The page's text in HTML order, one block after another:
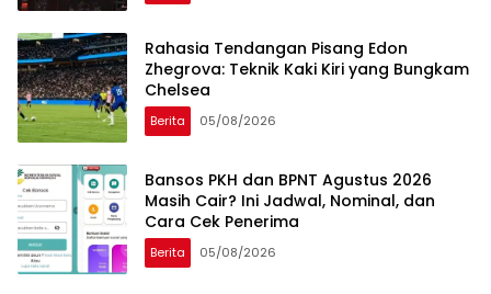
Rahasia Tendangan Pisang Edon
Zhegrova: Teknik Kaki Kiri yang Bungkam
Chelsea
Berita 05/08/2026
Bansos PKH dan BPNT Agustus 2026
Masih Cair? Ini Jadwal, Nominal, dan
Cara Cek Penerima
Berita 05/08/2026